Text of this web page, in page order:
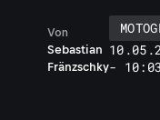
Sebastian
Fränzschky
Von
-